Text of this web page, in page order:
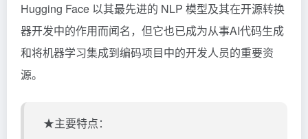
Hugging Face 以其最先进的 NLP 模型及其在开源转换
器开发中的作用而闻名，但它也已成为从事AI代码生成
和将机器学习集成到编码项目中的开发人员的重要资
源。
★主要特点：